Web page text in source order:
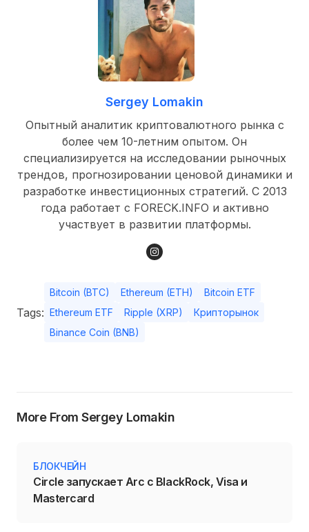
Sergey Lomakin
Опытный аналитик криптовалютного рынка с
более чем 10-летним опытом. Он
специализируется на исследовании рыночных
трендов, прогнозировании ценовой динамики и
разработке инвестиционных стратегий. С 2013
года работает с FORECK.INFO и активно
участвует в развитии платформы.
Tags:
Bitcoin (BTC) Ethereum (ETH)
Bitcoin ETF
Ethereum ETF
Ripple (XRP)
Крипторынок
Binance Coin (BNB)
More From Sergey Lomakin
БЛОКЧЕЙН
Circle запускает Arc с BlackRock, Visa и
Mastercard